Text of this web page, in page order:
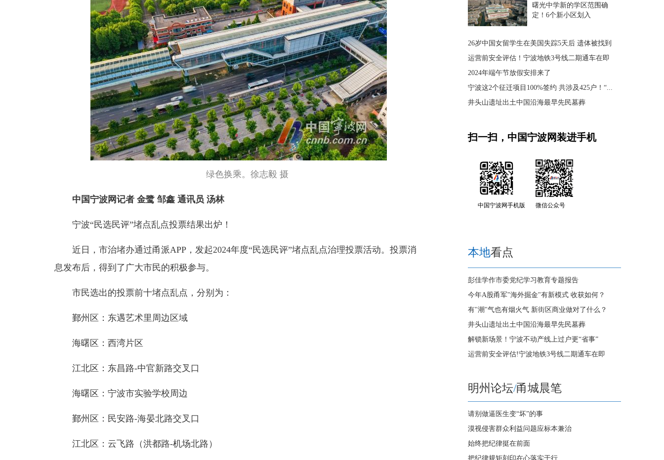
绿色换乘。徐志毅 摄
中国宁波网记者 金鹭 邹鑫 通讯员 汤林
宁波“民选民评”堵点乱点投票结果出炉！
近日，市治堵办通过甬派APP，发起2024年度“民选民评”堵点乱点治理投票活动。投票消
息发布后，得到了广大市民的积极参与。
市民选出的投票前十堵点乱点，分别为：
鄞州区：东遇艺术里周边区域
海曙区：西湾片区
江北区：东昌路-中官新路交叉口
海曙区：宁波市实验学校周边
鄞州区：民安路-海晏北路交叉口
江北区：云飞路（洪都路-机场北路）
曙光中学新的学区范围确
定！6个新小区划入
26岁中国女留学生在美国失踪5天后 遗体被找到
运营前安全评估！宁波地铁3号线二期通车在即
2024年端午节放假安排来了
宁波这2个征迁项目100%签约 共涉及425户！“...
井头山遗址出土中国沿海最早先民墓葬
扫一扫，中国宁波网装进手机
中国宁波网手机版 微信公众号
本地看点
彭佳学作市委党纪学习教育专题报告
今年A股甬军"海外掘金"有新模式 收获如何？
有"潮"气也有烟火气 新街区商业做对了什么？
井头山遗址出土中国沿海最早先民墓葬
解锁新场景！宁波不动产线上过户更“省事”
运营前安全评估!宁波地铁3号线二期通车在即
明州论坛/甬城晨笔
请别做逼医生变“坏”的事
漠视侵害群众利益问题应标本兼治
始终把纪律挺在前面
把纪律规矩刻印在心落实于行